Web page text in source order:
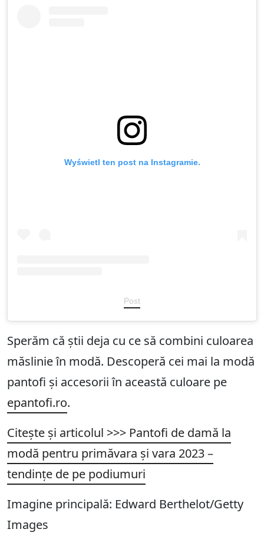
Wyświetl ten post na Instagramie.
Post
Sperăm că știi deja cu ce să combini culoarea
măslinie în modă. Descoperă cei mai la modă
pantofi și accesorii în această culoare pe
epantofi.ro.
Citește și articolul >>> Pantofi de damă la
modă pentru primăvara și vara 2023 –
tendințe de pe podiumuri
Imagine principală: Edward Berthelot/Getty
Images